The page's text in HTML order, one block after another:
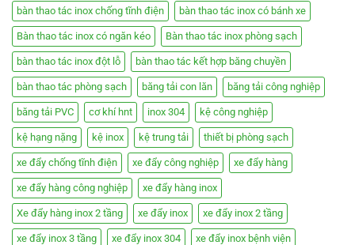
bàn thao tác inox chống tĩnh điện bàn thao tác inox có bánh xe
Bàn thao tác inox có ngăn kéo Bàn thao tác inox phòng sạch
bàn thao tác inox đột lỗ bàn thao tác kết hợp băng chuyền
bàn thao tác phòng sạch băng tải con lăn băng tải công nghiệp
băng tải PVC cơ khí hnt inox 304 kệ công nghiệp
kệ hạng nặng kệ inox kệ trung tải thiết bị phòng sạch
xe đẩy chống tĩnh điện xe đẩy công nghiệp xe đẩy hàng
xe đẩy hàng công nghiệp xe đẩy hàng inox
Xe đẩy hàng inox 2 tầng xe đẩy inox xe đẩy inox 2 tầng
xe đẩy inox 3 tầng xe đẩy inox 304 xe đẩy inox bệnh viện